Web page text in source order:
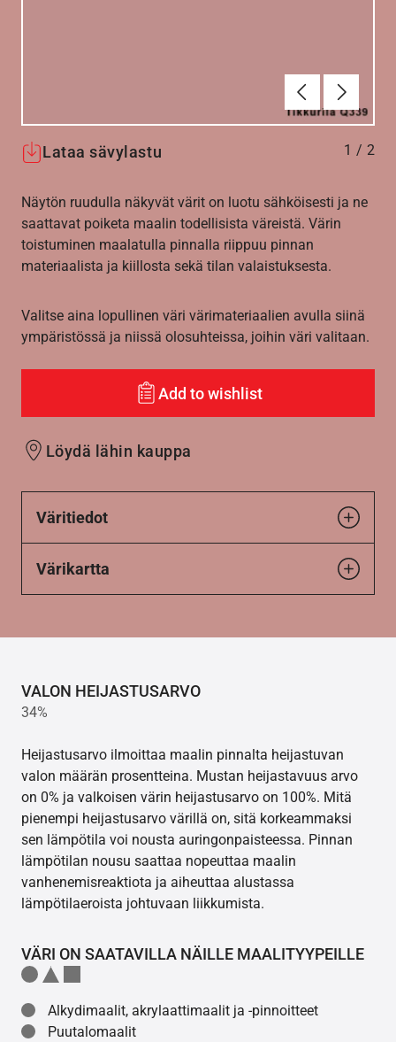
Edellinen
Lataa sävylastu 1 / 2
Näytön ruudulla näkyvät värit on luotu sähköisesti ja ne
saattavat poiketa maalin todellisista väreistä. Värin
toistuminen maalatulla pinnalla riippuu pinnan
materiaalista ja kiillosta sekä tilan valaistuksesta.
Valitse aina lopullinen väri värimateriaalien avulla siinä
ympäristössä ja niissä olosuhteissa, joihin väri valitaan.
Add to wishlist
Löydä lähin kauppa
Väritiedot
Värikartta
VALON HEIJASTUSARVO
34%
Heijastusarvo ilmoittaa maalin pinnalta heijastuvan
valon määrän prosentteina. Mustan heijastavuus arvo
on 0% ja valkoisen värin heijastusarvo on 100%. Mitä
pienempi heijastusarvo värillä on, sitä korkeammaksi
sen lämpötila voi nousta auringonpaisteessa. Pinnan
lämpötilan nousu saattaa nopeuttaa maalin
vanhenemisreaktiota ja aiheuttaa alustassa
lämpötilaeroista johtuvaan liikkumista.
VÄRI ON SAATAVILLA NÄILLE MAALITYYPEILLE
Alkydimaalit, akrylaattimaalit ja -pinnoitteet
Puutalomaalit